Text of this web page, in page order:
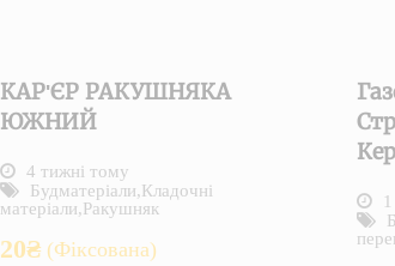
КАР'ЄР РАКУШНЯКА
ЮЖНИЙ
4 тижні тому
Будматеріали,Кладочні
матеріали,Ракушняк
20₴ (Фіксована)